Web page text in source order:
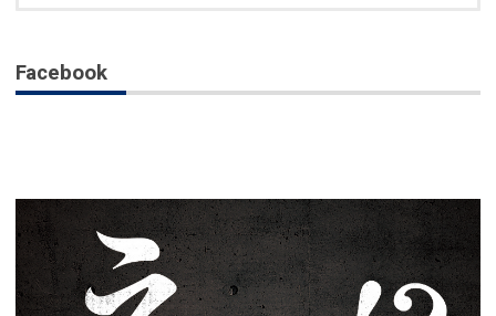
Facebook